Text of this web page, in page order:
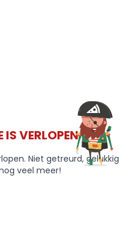
VERLOPEN 😞
Niet getreurd, gelukkig
veel meer!